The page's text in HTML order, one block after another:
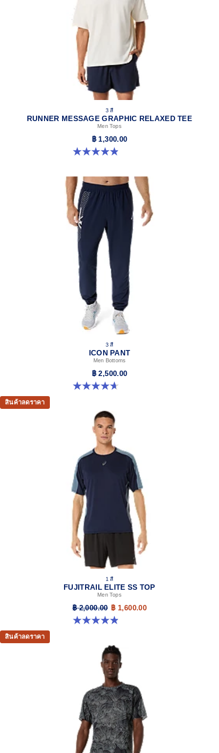
3 สี
RUNNER MESSAGE GRAPHIC RELAXED TEE
Men Tops
฿ 1,300.00
4.9 จาก 5 ดาว 91 รีวิว
3 สี
ICON PANT
Men Bottoms
฿ 2,500.00
4.7 จาก 5 ดาว 16 รีวิว
สินค้าลดราคา
1 สี
FUJITRAIL ELITE SS TOP
Men Tops
฿ 2,000.00 ฿ 1,600.00
4.9 จาก 5 ดาว 113 รีวิว
สินค้าลดราคา